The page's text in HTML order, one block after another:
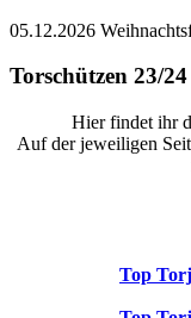
05.12.2026
Torschützen 23/24
Hier findet ihr
Auf der jeweiligen
Top